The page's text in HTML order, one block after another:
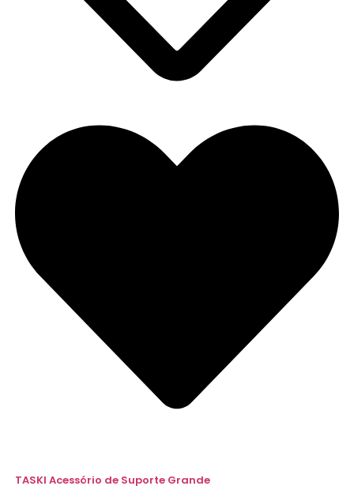
TASKI Acessório de Suporte Grande